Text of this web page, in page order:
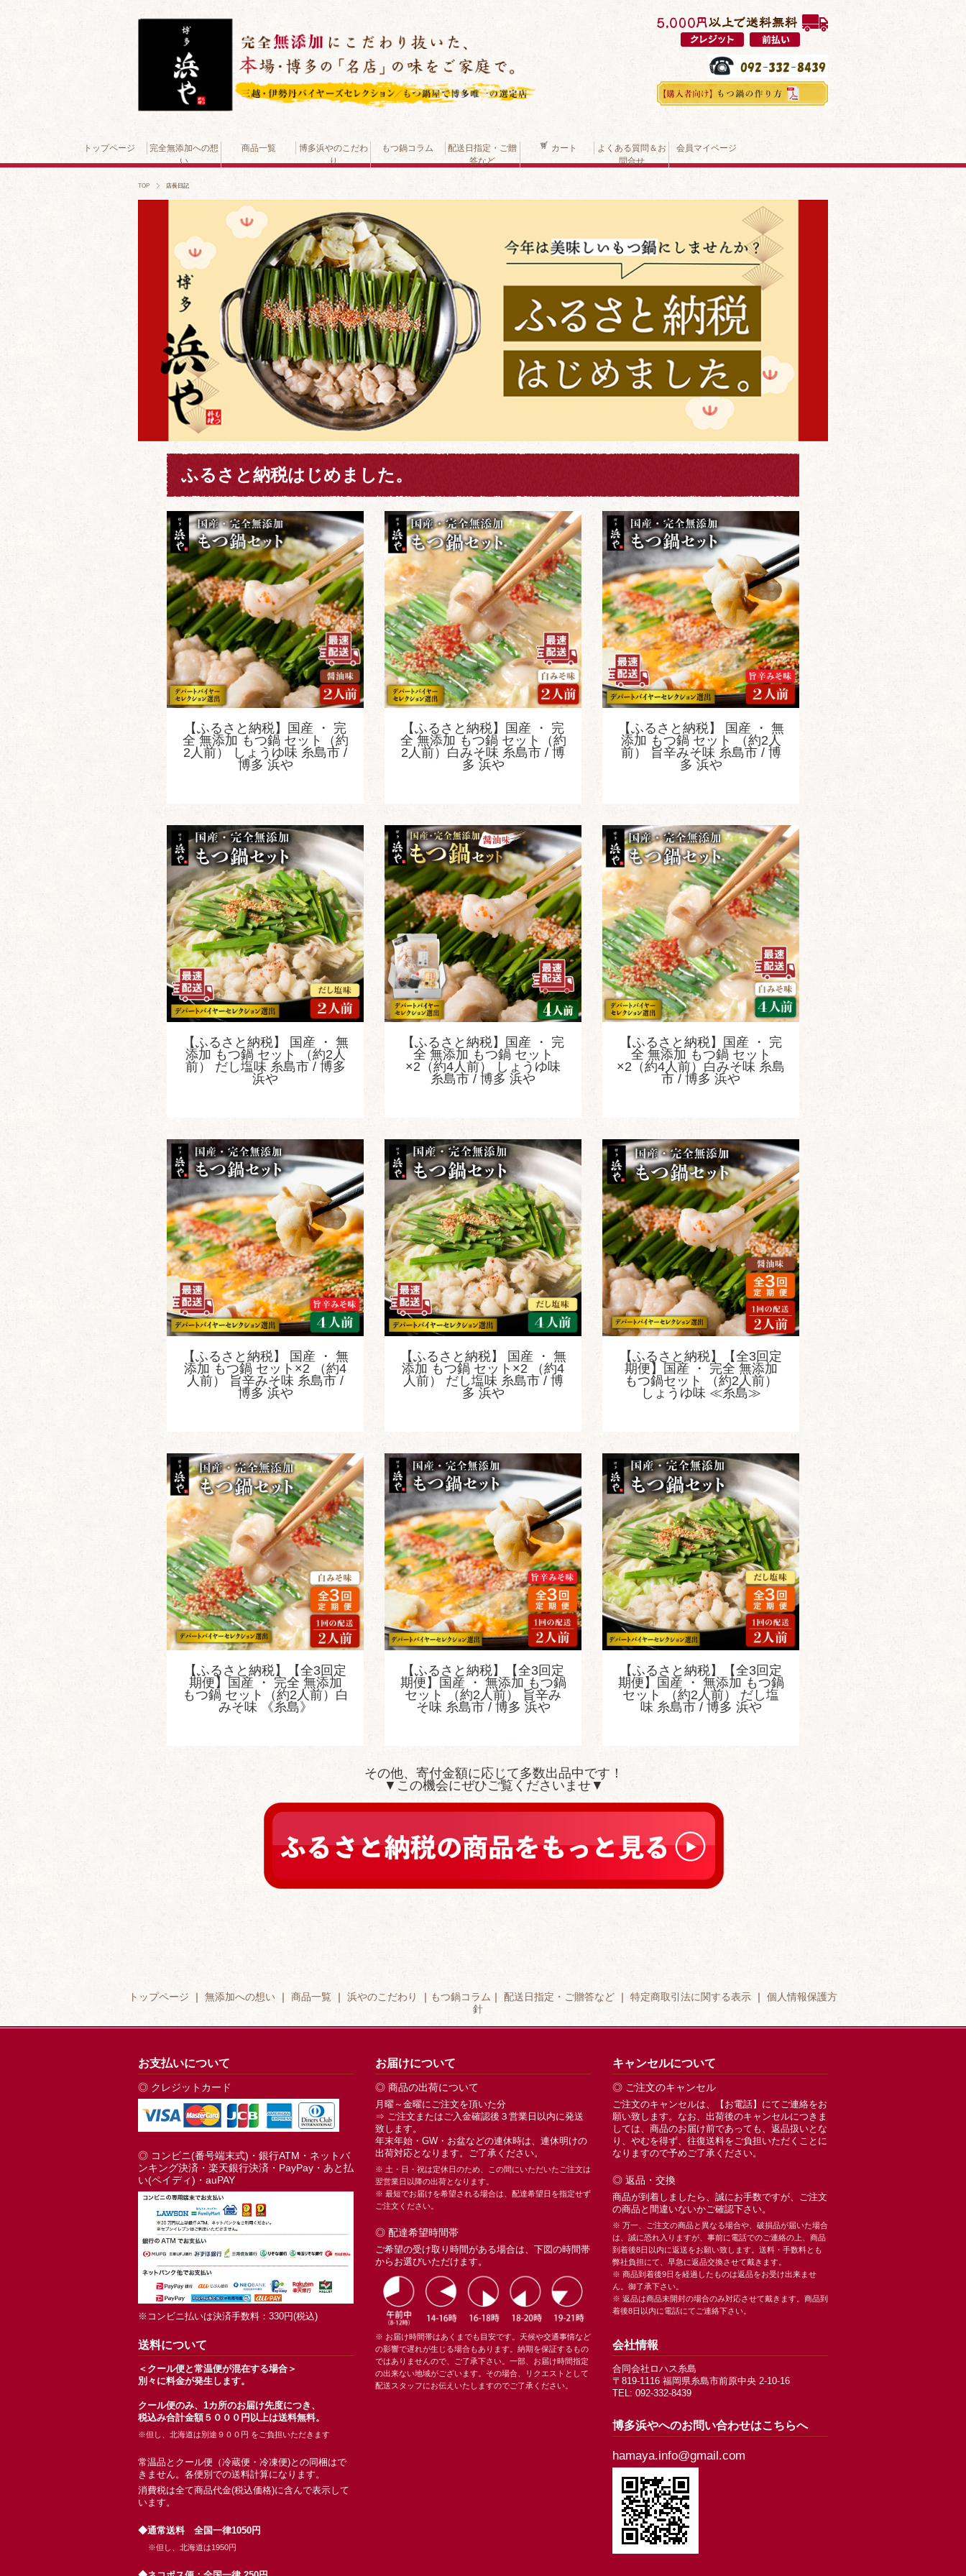
トップページ
完全無添加への想
い
商品一覧
博多浜やのこだわ
り
もつ鍋コラム
配送日指定・ご贈
答など
カート
よくある質問＆お
問合せ
会員マイページ
TOP 店長日記
ふるさと納税はじめました。
【ふるさと納税】国産 ・ 完
全 無添加 もつ鍋 セット（約
2人前） しょうゆ味 糸島市 /
博多 浜や
【ふるさと納税】国産 ・ 完
全 無添加 もつ鍋 セット（約
2人前）白みそ味 糸島市 / 博
多 浜や
【ふるさと納税】 国産 ・ 無
添加 もつ鍋 セット （約2人
前） 旨辛みそ味 糸島市 / 博
多 浜や
【ふるさと納税】 国産 ・ 無
添加 もつ鍋 セット （約2人
前） だし塩味 糸島市 / 博多
浜や
【ふるさと納税】国産 ・ 完
全 無添加 もつ鍋 セット
×2（約4人前） しょうゆ味
糸島市 / 博多 浜や
【ふるさと納税】国産 ・ 完
全 無添加 もつ鍋 セット
×2（約4人前）白みそ味 糸島
市 / 博多 浜や
【ふるさと納税】 国産 ・ 無
添加 もつ鍋 セット×2 （約4
人前） 旨辛みそ味 糸島市 /
博多 浜や
【ふるさと納税】 国産 ・ 無
添加 もつ鍋 セット×2 （約4
人前） だし塩味 糸島市 / 博
多 浜や
【ふるさと納税】【全3回定
期便】国産 ・ 完全 無添加
もつ鍋セット （約2人前）
しょうゆ味 ≪糸島≫
【ふるさと納税】【全3回定
期便】国産 ・ 完全 無添加
もつ鍋 セット（約2人前）白
みそ味 《糸島》
【ふるさと納税】【全3回定
期便】国産 ・ 無添加 もつ鍋
セット （約2人前） 旨辛み
そ味 糸島市 / 博多 浜や
【ふるさと納税】【全3回定
期便】国産 ・ 無添加 もつ鍋
セット （約2人前） だし塩
味 糸島市 / 博多 浜や
その他、寄付金額に応じて多数出品中です！
▼この機会にぜひご覧くださいませ▼
トップページ ｜ 無添加への想い ｜ 商品一覧 ｜ 浜やのこだわり ｜ もつ鍋コラム ｜ 配送日指定・ご贈答など ｜ 特定商取引法に関する表示 ｜ 個人情報保護方
針
お支払いについて
◎ クレジットカード
◎ コンビニ(番号端末式)・銀行ATM・ネットバ
ンキング決済・楽天銀行決済・PayPay・あと払
い(ペイディ)・auPAY
※コンビニ払いは決済手数料：330円(税込)
送料について
＜クール便と常温便が混在する場合＞
別々に料金が発生します。
クール便のみ、1カ所のお届け先度につき、
税込み合計金額５０００円以上は送料無料。
※但し、北海道は別途９００円 をご負担いただきます
常温品とクール便（冷蔵便・冷凍便)との同梱はで
きません。各便別での送料計算になります。
消費税は全て商品代金(税込価格)に含んで表示して
います。
◆通常送料 全国一律1050円
※但し、北海道は1950円
お届けについて
◎ 商品の出荷について
月曜～金曜にご注文を頂いた分
⇒ ご注文またはご入金確認後３営業日以内に発送
致します。
年末年始・GW・お盆などの連休時は、連休明けの
出荷対応となります。ご了承ください。
※ 土・日・祝は定休日のため、この間にいただいたご注文は
翌営業日以降の出荷となります。
※ 最短でお届けを希望される場合は、配達希望日を指定せず
ご注文ください。
◎ 配達希望時間帯
ご希望の受け取り時間がある場合は、下図の時間帯
からお選びいただけます。
※ お届け時間帯はあくまでも目安です。天候や交通事情など
の影響で遅れが生じる場合もあります。納期を保証するもの
ではありませんので、ご了承下さい。一部、お届け時間指定
の出来ない地域がございます。その場合、リクエストとして
配送スタッフにお伝えいたしますのでご了承ください。
キャンセルについて
◎ ご注文のキャンセル
ご注文のキャンセルは、【お電話】にてご連絡をお
願い致します。なお、出荷後のキャンセルにつきま
しては、商品のお届け前であっても、返品扱いとな
り、やむを得ず、往復送料をご負担いただくことに
なりますので予めご了承ください。
◎ 返品・交換
商品が到着しましたら、誠にお手数ですが、ご注文
の商品と間違いないかご確認下さい。
※ 万一、ご注文の商品と異なる場合や、破損品が届いた場合
は、誠に恐れ入りますが、事前に電話でのご連絡の上、商品
到着後8日以内に返送をお願い致します。送料・手数料とも
弊社負担にて、早急に返品交換させて戴きます。
※ 商品到着後9日を経過したものは返品をお受け出来ませ
ん。御了承下さい。
※ 返品は商品未開封の場合のみ対応させて戴きます。商品到
着後8日以内に電話にてご連絡下さい。
会社情報
合同会社ロハス糸島
〒819-1116 福岡県糸島市前原中央 2-10-16
TEL: 092-332-8439
博多浜やへのお問い合わせはこちらへ
hamaya.info@gmail.com